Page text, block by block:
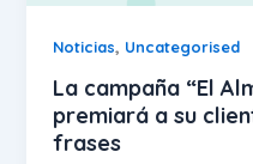
Noticias, Uncategorised
La campaña “El
premiará a su
frases